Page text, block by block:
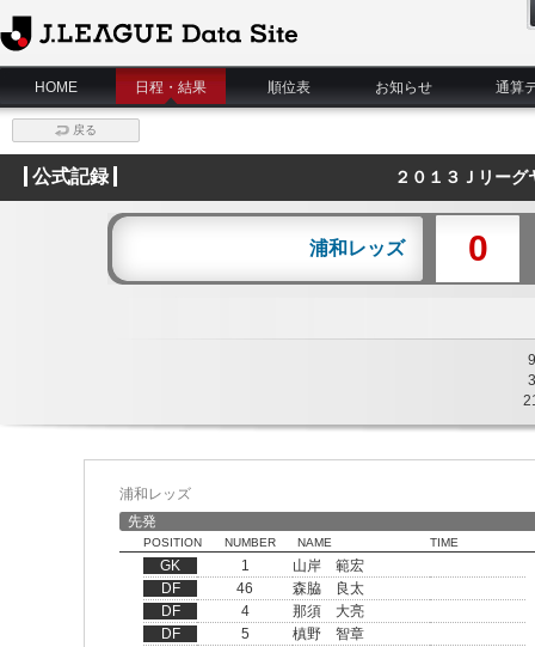
J.League Data Site
HOME
日程・結果 順位表 お知らせ 通算
戻る
公式記録 ２０１３Ｊリー
浦和レッズ 0
9
3
浦和レッズ
先発
POSITION NUMBER NAME TIME
GK 1
山岸 範宏
DF
46
森脇 良太
DF
4
那須 大亮
DF
5
槙野 智章